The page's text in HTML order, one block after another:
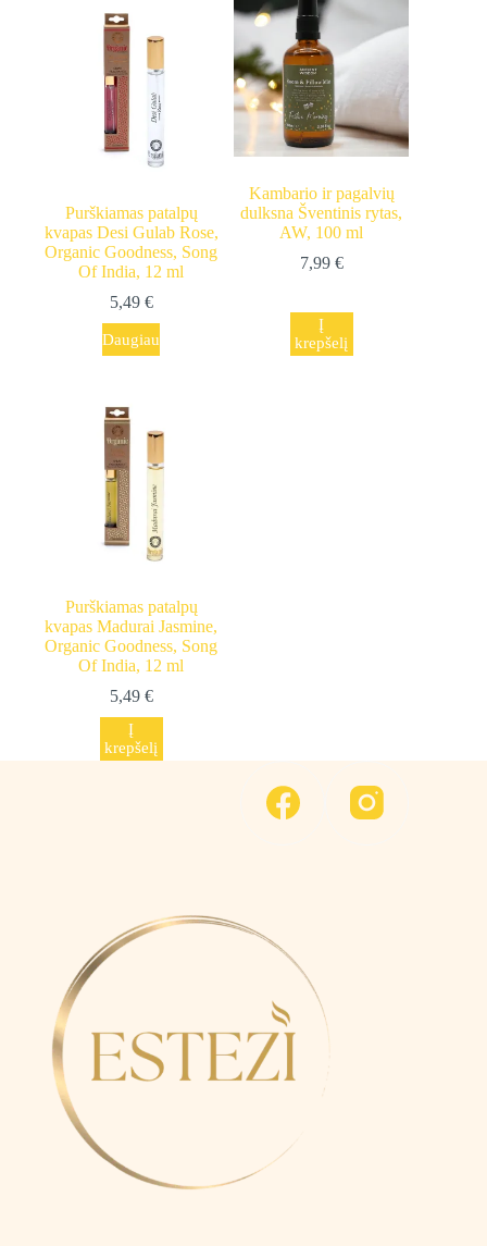
Purškiamas patalpų
kvapas Desi Gulab Rose,
Organic Goodness, Song
Of India, 12 ml
5,49 €
Daugiau
Kambario ir pagalvių
dulksna Šventinis rytas,
AW, 100 ml
7,99 €
Į
krepšelį
Purškiamas patalpų
kvapas Madurai Jasmine,
Organic Goodness, Song
Of India, 12 ml
5,49 €
Į
krepšelį